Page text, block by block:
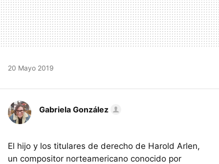
20 Mayo 2019
Gabriela González
El hijo y los titulares de derecho de Harold Arlen,
un compositor norteamericano conocido por